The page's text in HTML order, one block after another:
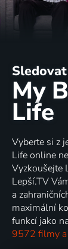
My
Life
Vyberte si z
Life online
Vyzkoušejte
Lepší.TV
a
maximální
funkcí jako
9572 filmy a